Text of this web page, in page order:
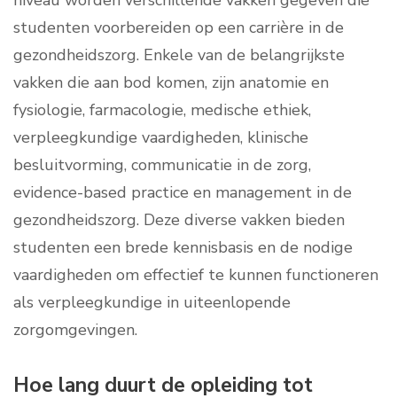
studenten voorbereiden op een carrière in de
gezondheidszorg. Enkele van de belangrijkste
vakken die aan bod komen, zijn anatomie en
fysiologie, farmacologie, medische ethiek,
verpleegkundige vaardigheden, klinische
besluitvorming, communicatie in de zorg,
evidence-based practice en management in de
gezondheidszorg. Deze diverse vakken bieden
studenten een brede kennisbasis en de nodige
vaardigheden om effectief te kunnen functioneren
als verpleegkundige in uiteenlopende
zorgomgevingen.
Hoe lang duurt de opleiding tot